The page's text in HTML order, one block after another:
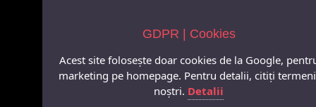
GDPR | Cookies
Acest site folosește doar cookies de la Google,
marketing pe homepage. Pentru detalii, citiți
noștri. Detalii